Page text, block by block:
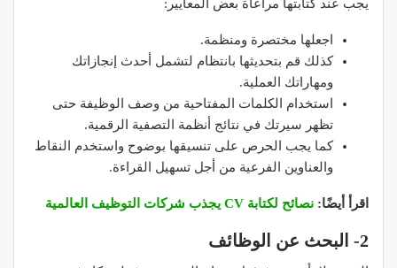
يجب عند كتابتها مراعاة بعض المعايير:
اجعلها مختصرة ومنظمة.
كذلك قم بتحديثها بانتظام لتشمل أحدث إنجازاتك
ومهاراتك العملية.
استخدام الكلمات المفتاحية من وصف الوظيفة حتى
تظهر سيرتك في نتائج أنظمة التصفية الرقمية.
كما يجب الحرص على تنسيقها بوضوح واستخدم النقاط
والعناوين الفرعية من أجل تسهيل القراءة.
اقرأ أيضًا: نصائح لكتابة CV يجذب شركات التوظيف العالمية
2- البحث عن الوظائف